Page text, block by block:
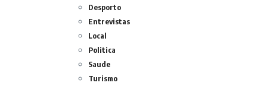
Desporto
Entrevistas
Local
Politica
Saude
Turismo